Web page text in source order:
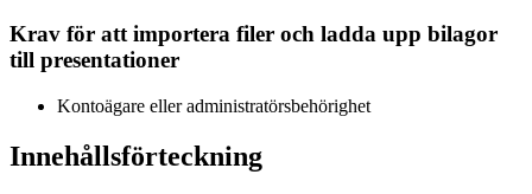
Krav för att importera filer och ladda upp bilagor
till presentationer
Kontoägare eller administratörsbehörighet
Innehållsförteckning